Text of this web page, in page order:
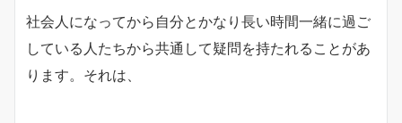
社会人になってから自分とかなり長い時間一緒に過ご
している人たちから共通して疑問を持たれることがあ
ります。それは、